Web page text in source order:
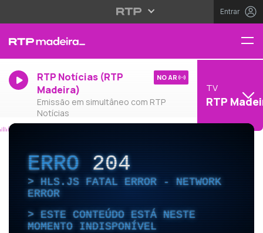
Entrar
RTP Notícias (RTP
Madeira)
Emissão em simultâneo com RTP
Notícias
NO AR
TV
RTP
ERRO204
HLS.JS FATAL ERROR - NETWORK
ERROR
ESTE CONTEÚDO ESTÁ NESTE
MOMENTO INDISPONÍVEL